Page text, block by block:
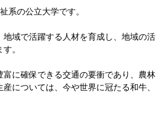
の公立大学です。
域で活躍する人材を育成し、地域の活
。
に確保できる交通の要衝であり、農林
については、今や世界に冠たる和牛、